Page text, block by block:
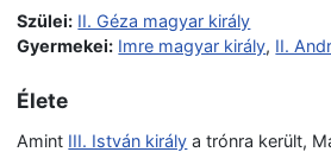
Szülei: II. Géza magyar király
Gyermekei: Imre magyar király, II.
Élete
Amint III. István király a trónra került,